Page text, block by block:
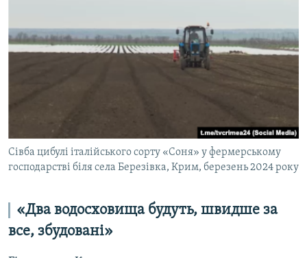
Сівба цибулі італійського сорту «Соня» у фермерському
господарстві біля села Березівка, Крим, березень 2024 року
«‎Два водосховища будуть, швидше за
все, збудовані»